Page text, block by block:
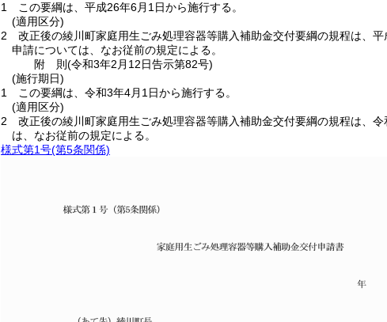
1
この要綱は、平成26年6月1日から施行する。
(適用区分)
2
改正後の綾川町家庭用生ごみ処理容器等購入補助金交付要綱の規程は、
申請については、なお従前の規定による。
附 則(令和3年2月12日告示第82号)
(施行期日)
1
この要綱は、令和3年4月1日から施行する。
(適用区分)
2
改正後の綾川町家庭用生ごみ処理容器等購入補助金交付要綱の規程は、
は、なお従前の規定による。
様式第1号(第5条関係)